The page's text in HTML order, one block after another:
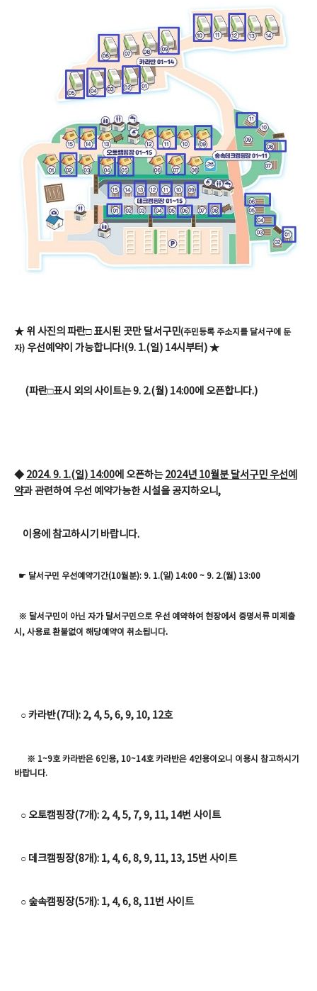
★ 위 사진의 파란□ 표시된 곳만 달서구민(주민등록 주소지를 달서구에 둔
자) 우선예약이 가능합니다!(9. 1.(일) 14시부터) ★
(파란□표시 외의 사이트는 9. 2.(월) 14:00에 오픈합니다.)
◆ 2024. 9. 1.(일) 14:00에 오픈하는2024년 10월분 달서구민 우선예
약과 관련하여 우선 예약가능한 시설을 공지하오니,
이용에 참고하시기 바랍니다.
☛ 달서구민 우선예약기간(10월분): 9. 1.(일) 14:00 ~ 9. 2.(월) 13:00
※ 달서구민이 아닌 자가 달서구민으로 우선 예약하여 현장에서 증명서류 미제출
시 , 사용료 환불없이 해당예약이 취소됩니다.
○ 카라반(7대): 2, 4, 5, 6, 9, 10, 12호
※ 1~9호 카라반은 6인용, 10~14호 카라반은 4인용이오니 이용시 참고하시기
바랍니다.
○ 오토캠핑장(7개): 2, 4, 5, 7, 9, 11, 14번 사이트
○ 데크캠핑장(8개): 1, 4, 6, 8, 9, 11, 13, 15번 사이트
○ 숲속캠핑장(5개): 1, 4, 6, 8, 11번 사이트